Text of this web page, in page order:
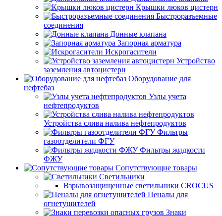
Крышки люков цистерн
Быстроразъемные
соединения
Донные клапана
Запорная арматура
Искрогасители
Устройство
заземления автоцистерн
Оборудование для
нефтебаз
Узлы учета
нефтепродуктов
Устройства слива налива нефтепродуктов
Фильтры
газоотделители ФГУ
Фильтры жидкости
ФЖУ
Сопутствующие товары
Светильники
Взрывозащищенные светильники CROCUS
Пеналы для
огнетушителей
Знаки